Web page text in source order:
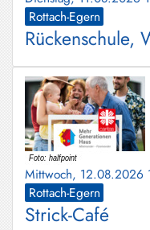
Rottach-Egern
Rückenschule,
Mittwoch, 12.08.2026
Rottach-Egern
Strick-Café